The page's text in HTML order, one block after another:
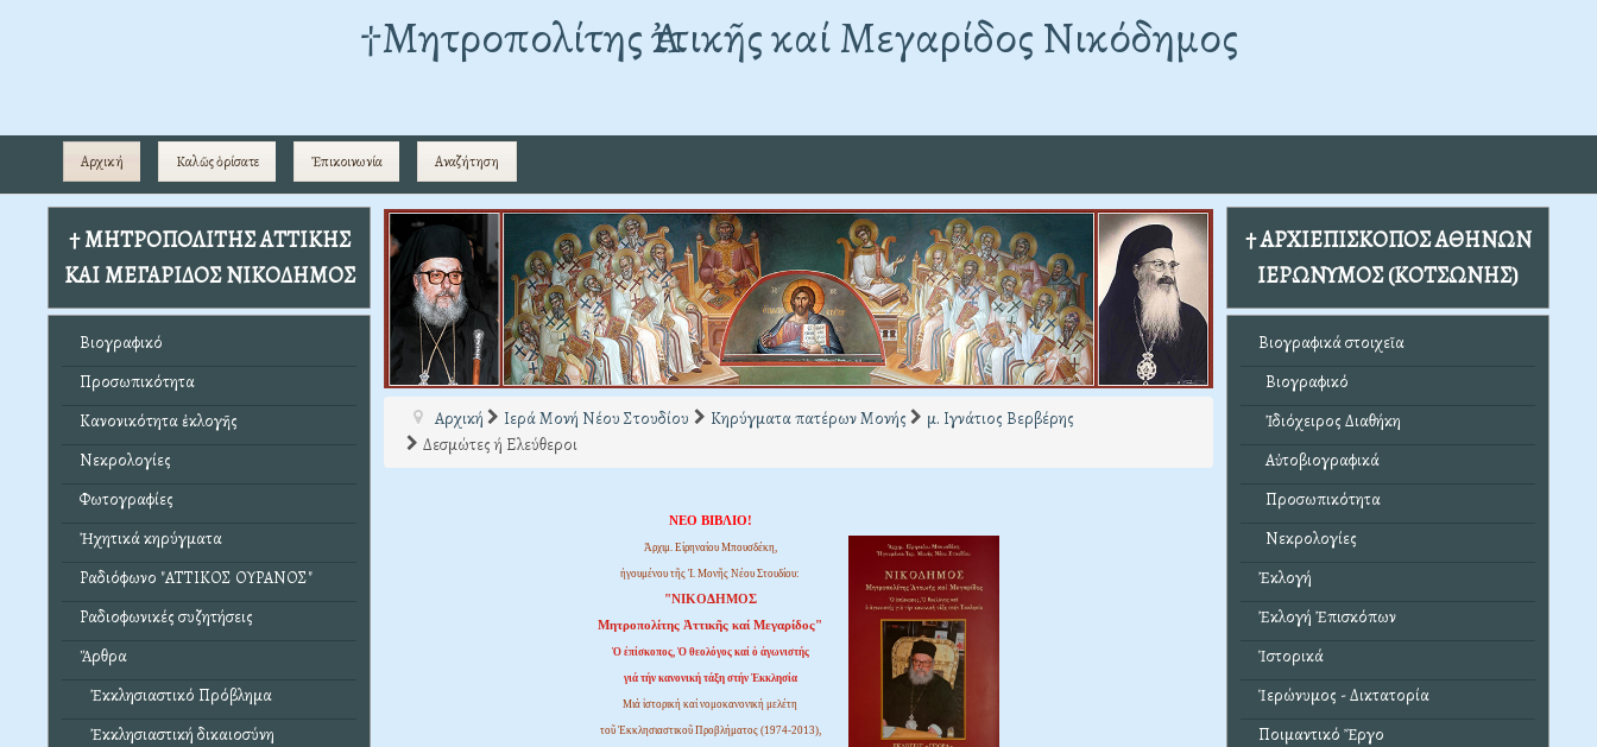
†Mητροπολίτης Ἀττικῆς καί Μεγαρίδος Νικόδημος
Αρχική Καλῶς ὁρίσατε Ἐπικοινωνία Αναζήτηση
† ΜΗΤΡΟΠΟΛΙΤΗΣ ΑΤΤΙΚΗΣ
ΚΑΙ ΜΕΓΑΡΙΔΟΣ ΝΙΚΟΔΗΜΟΣ
Βιογραφικό
Προσωπικότητα
Κανονικότητα ἐκλογῆς
Νεκρολογίες
Φωτογραφίες
Ἠχητικά κηρύγματα
Ραδιόφωνο "ΑΤΤΙΚΟΣ ΟΥΡΑΝΟΣ"
Ραδιοφωνικές συζητήσεις
Ἄρθρα
Ἐκκλησιαστικό Πρόβλημα
Ἐκκλησιαστική δικαιοσύνη
Αρχική Ιερά Μονή Νέου Στουδίου Κηρύγματα πατέρων Μονής
μ. Ιγνάτιος Βερβέρης
Δεσμώτες ή Ελεύθεροι
ΝΕΟ ΒΙΒΛΙΟ!
Ἀρχιμ. Εἰρηναίου Μπουσδέκη,
ἡγουμένου τῆς Ἱ. Μονῆς Νέου Στουδίου:
"ΝΙΚΟΔΗΜΟΣ
Μητροπολίτης Ἀττικῆς καί Μεγαρίδος"
Ὁ ἐπίσκοπος, Ὁ θεολόγος καί ὁ ἀγωνιστής
γιά τήν κανονική τάξη στήν Ἐκκλησία
Μιά ἱστορική καί νομοκανονική μελέτη
τοῦ Ἐκκλησιαστικοῦ Προβλήματος (1974-2013),
† ΑΡΧΙΕΠΙΣΚΟΠΟΣ ΑΘΗΝΩΝ
ΙΕΡΩΝΥΜΟΣ (ΚΟΤΣΩΝΗΣ)
Βιογραφικά στοιχεῖα
Βιογραφικό
Ἰδιόχειρος Διαθήκη
Αὐτοβιογραφικά
Προσωπικότητα
Νεκρολογίες
Ἐκλογή
Ἐκλογή Ἐπισκόπων
Ἱστορικά
Ἱερώνυμος - Δικτατορία
Ποιμαντικό Ἔργο